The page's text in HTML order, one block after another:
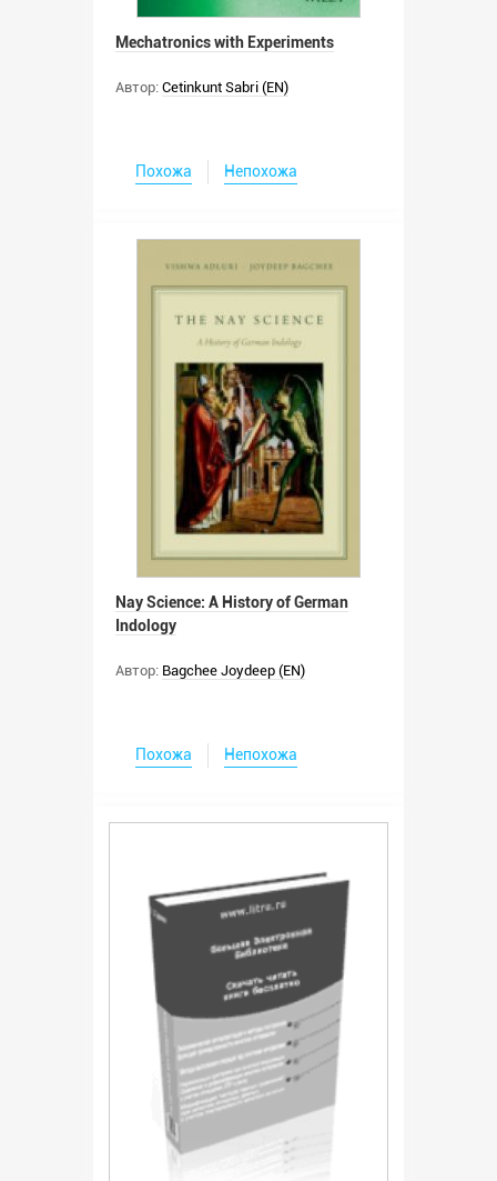
Mechatronics with Experiments
Автор: Cetinkunt Sabri (EN)
Похожа Непохожа
Nay Science: A History of German
Indology
Автор: Bagchee Joydeep (EN)
Похожа Непохожа